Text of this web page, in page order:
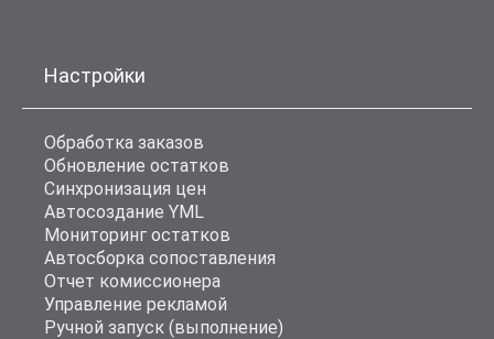
Настройки
Обработка заказов
Обновление остатков
Синхронизация цен
Автосоздание YML
Мониторинг остатков
Автосборка сопоставления
Отчет комиссионера
Управление рекламой
Ручной запуск (выполнение)